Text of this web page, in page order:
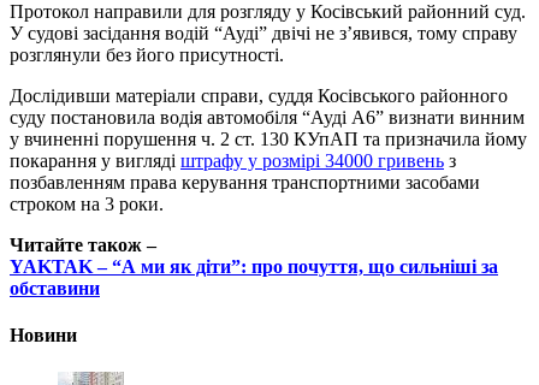
Протокол направили для розгляду у Косівський районний суд.
У судові засідання водій “Ауді” двічі не з’явився, тому справу
розглянули без його присутності.
Дослідивши матеріали справи, суддя Косівського районного
суду постановила водія автомобіля “Ауді А6” визнати винним
у вчиненні порушення ч. 2 ст. 130 КУпАП та призначила йому
покарання у вигляді штрафу у розмірі 34000 гривень з
позбавленням права керування транспортними засобами
строком на 3 роки.
Читайте також –
YAKTAK – “А ми як діти”: про почуття, що сильніші за
обставини
Новини